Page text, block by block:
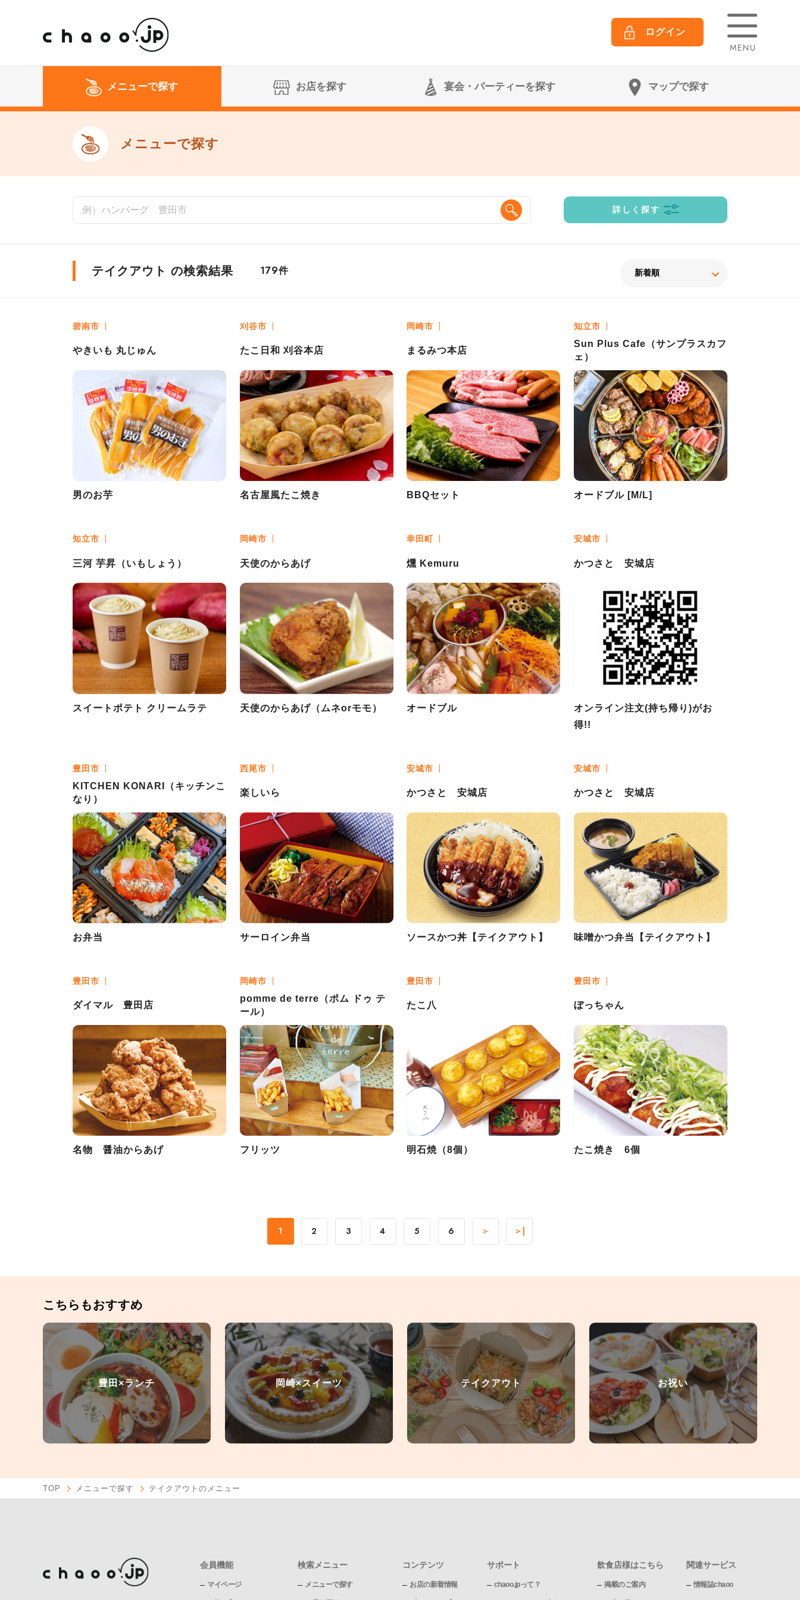
ログイン
MENU
メニューで探す お店を探す 宴会 ・パーティーを探す マップで探す
メニューで探す
詳しく探す
テイクアウト の検索結果 179件
碧南市
やきいも 丸じゅん
男のお芋
刈谷市
たこ日和 刈谷本店
名古屋風たこ焼き
岡崎市
まるみつ本店
BBQセット
知立市
Sun Plus Cafe（サンプラスカフ
ェ）
オードブル [M/L]
知立市
三河 芋昇（いもしょう）
スイートポテト クリームラテ
岡崎市
天使のからあげ
天使のからあげ（ムネorモモ）
幸田町
燻 Kemuru
オードブル
安城市
かつさと 安城店
オンライン注文(持ち帰り)がお
得!!
豊田市
KITCHEN KONARI（キッチンこ
なり）
お弁当
西尾市
楽しいら
サーロイン弁当
安城市
かつさと 安城店
ソースかつ丼【テイクアウト】
安城市
かつさと 安城店
味噌かつ弁当【テイクアウト】
豊田市
ダイマル 豊田店
名物 醤油からあげ
岡崎市
pomme de terre（ポム ドゥ テ
ール）
フリッツ
豊田市
たこ八
明石焼（8個）
豊田市
ぼっちゃん
たこ焼き 6個
1 2 3 4 5 6 ＞ ＞|
こちらもおすすめ
豊田×ランチ 岡崎×スイーツ テイクアウト お祝い
TOP メニューで探す テイクアウトのメニュー
会員機能
マイページ
検索メニュー
メニューで探す
コンテンツ
お店の新着情報
サポート
chaoo.jpって？
飲食店様はこちら
掲載のご案内
関連サービス
情報誌chaoo